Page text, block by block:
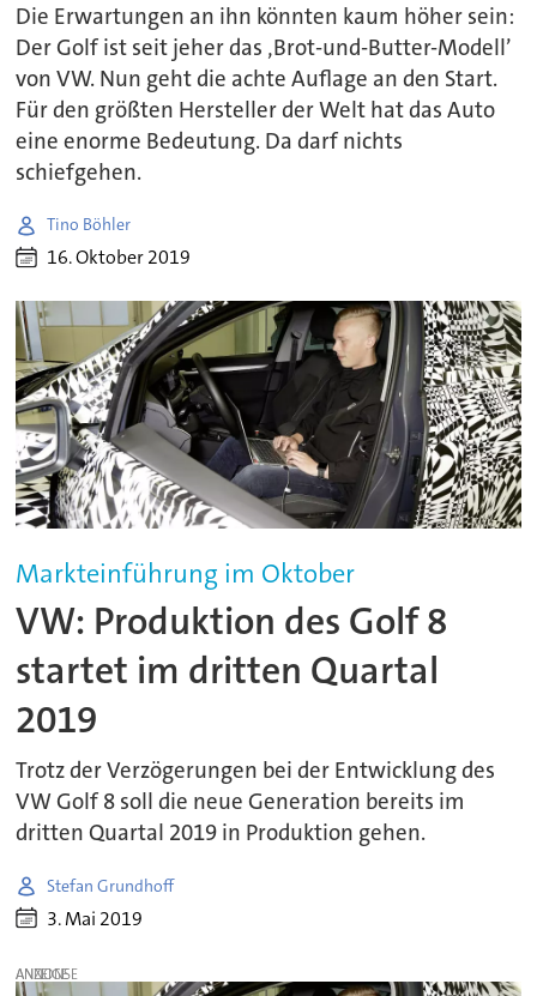
Die Erwartungen an ihn könnten kaum höher sein:
Der Golf ist seit jeher das ‚Brot-und-Butter-Modell’
von VW. Nun geht die achte Auflage an den Start.
Für den größten Hersteller der Welt hat das Auto
eine enorme Bedeutung. Da darf nichts
schiefgehen.
Tino Böhler
16. Oktober 2019
Markteinführung im Oktober
VW: Produktion des Golf 8
startet im dritten Quartal
2019
Trotz der Verzögerungen bei der Entwicklung des
VW Golf 8 soll die neue Generation bereits im
dritten Quartal 2019 in Produktion gehen.
Stefan Grundhoff
3. Mai 2019
ANZEIGE